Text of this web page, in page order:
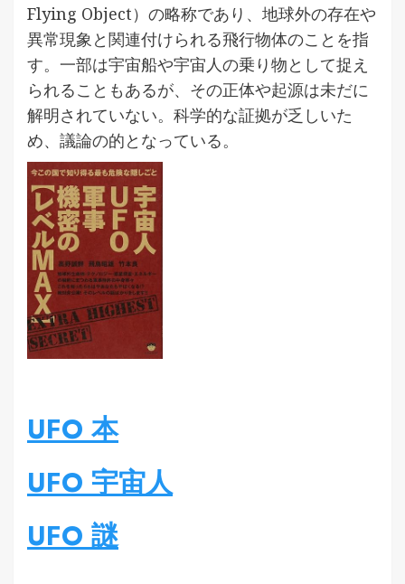
Flying Object）の略称であり、地球外の存在や
異常現象と関連付けられる飛行物体のことを指
す。一部は宇宙船や宇宙人の乗り物として捉え
られることもあるが、その正体や起源は未だに
解明されていない。科学的な証拠が乏しいた
め、議論の的となっている。
UFO 本
UFO 宇宙人
UFO 謎